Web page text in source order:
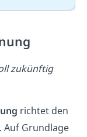
zukünftig
richtet den
Auf Grundlage